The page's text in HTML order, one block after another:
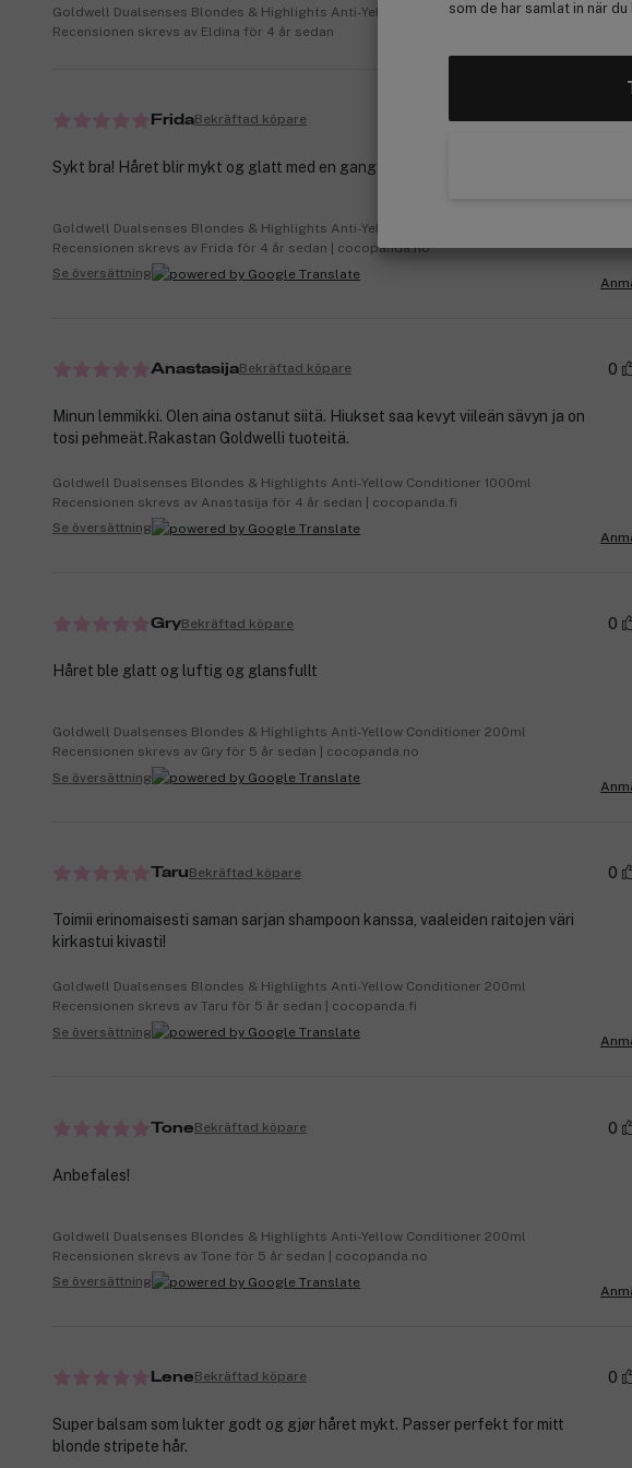
som de har samlat in när
Goldwell Dualsenses Blondes & Highlights Anti-Yellow Conditioner 1000ml
Recensionen skrevs av Eldina för 4 år sedan
FridaBekräftad köpare 0
Sykt bra! Håret blir mykt og glatt med en gang man tar den i. Lukter godt!
Goldwell Dualsenses Blondes & Highlights Anti-Yellow Conditioner 1000ml
Recensionen skrevs av Frida för 4 år sedan | cocopanda.no
Se översättning
AnastasijaBekräftad köpare 0
Minun lemmikki. Olen aina ostanut siitä. Hiukset saa kevyt viileän sävyn ja on
tosi pehmeät.Rakastan Goldwelli tuoteitä.
Goldwell Dualsenses Blondes & Highlights Anti-Yellow Conditioner 1000ml
Recensionen skrevs av Anastasija för 4 år sedan | cocopanda.fi
Se översättning
GryBekräftad köpare 0
Håret ble glatt og luftig og glansfullt
Goldwell Dualsenses Blondes & Highlights Anti-Yellow Conditioner 200ml
Recensionen skrevs av Gry för 5 år sedan | cocopanda.no
Se översättning
TaruBekräftad köpare 0
Toimii erinomaisesti saman sarjan shampoon kanssa, vaaleiden raitojen väri
kirkastui kivasti!
Goldwell Dualsenses Blondes & Highlights Anti-Yellow Conditioner 200ml
Recensionen skrevs av Taru för 5 år sedan | cocopanda.fi
Se översättning
ToneBekräftad köpare 0
Anbefales!
Goldwell Dualsenses Blondes & Highlights Anti-Yellow Conditioner 200ml
Recensionen skrevs av Tone för 5 år sedan | cocopanda.no
Se översättning
LeneBekräftad köpare 0
Super balsam som lukter godt og gjør håret mykt. Passer perfekt for mitt
blonde stripete hår.